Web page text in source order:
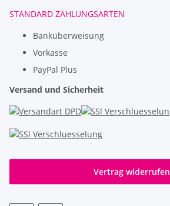
STANDARD ZAHLUNGSARTEN
Banküberweisung
Vorkasse
PayPal Plus
Versand und Sicherheit
Vertrag widerrufen